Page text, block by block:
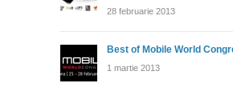
28 februarie 2013
Best of Mobile World
1 martie 2013